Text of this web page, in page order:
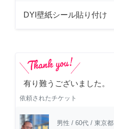
DYI壁紙シール貼り付け
有り難うございました。
依頼されたチケット
男性 / 60代 / 東京都